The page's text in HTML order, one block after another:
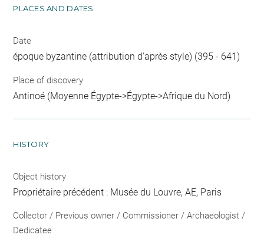
PLACES AND DATES
Date
époque byzantine (attribution d'après style) (395 - 641)
Place of discovery
Antinoé (Moyenne Égypte->Égypte->Afrique du Nord)
HISTORY
Object history
Propriétaire précédent : Musée du Louvre, AE, Paris
Collector / Previous owner / Commissioner / Archaeologist /
Dedicatee